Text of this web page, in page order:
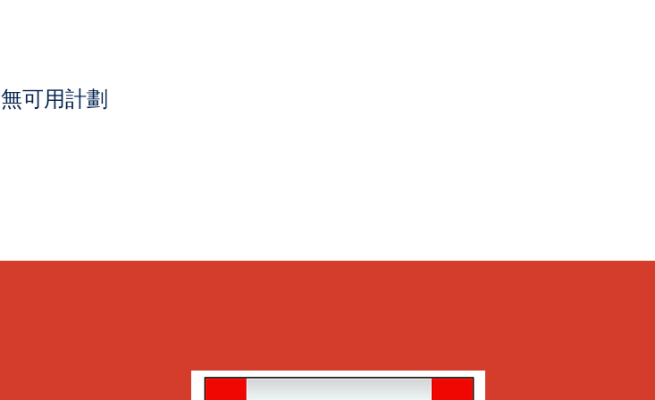
無可用計劃